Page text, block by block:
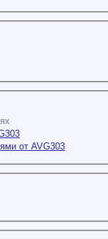
от AVG303